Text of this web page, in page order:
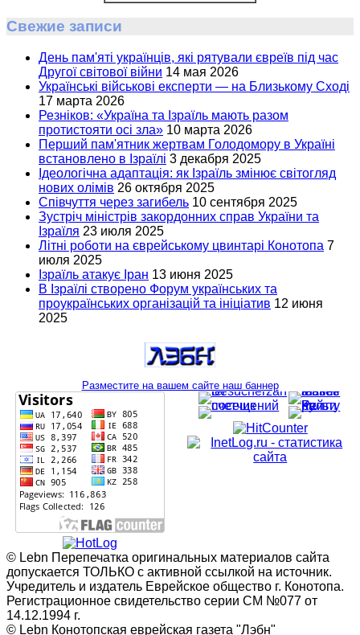
Свежие записи
День пам'яті українців, які рятували євреїв під час
Другої світової війни 14 мая 2026
Українські військові експерти — на Близькому Сході
17 марта 2026
Резніков: «Україна та Ізраїль мають разом
протистояти осі зла» 10 марта 2026
Перший пам'ятник жертвам Голодомору в Україні
встановлено в Ізраїлі 3 декабря 2025
Ідеологічна адаптація: як Ізраїль змінює світогляд
нових олімів 26 октября 2025
Співчуття через загибель 10 сентября 2025
Зустріч міністрів закордонних справ України та
Ізраїля 23 июля 2025
Літні роботи на єврейському цвинтарі Конотопа 7
июля 2025
Ізраїль атакує Іран 13 июня 2025
В Ізраїлі створено Форум українських та
проукраїнських організацій та ініціатив 12 июня
2025
Разместите на вашем сайте наш баннер
© Lebn Перепечатка оригинальных материалов сайта
допускается ТОЛЬКО с активной ссылкой на источник.
Учредитель и издатель Еврейское общество г. Конотопа.
Регистрационное свидетельство серии СМ №077 от
14.12.1994 г.
© Lebn Конотопская еврейская газета "Лэбн"